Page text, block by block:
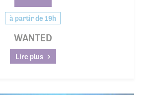
à partir de 19h
WANTED
Lire plus